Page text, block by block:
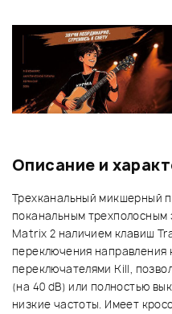
Описание и
Трехканальный микшерный
поканальным трехполосным
Matrix 2 наличием клавиш
переключения направления
переключателями Kill,
(на 40 dB) или полностью
низкие частоты. Имеет